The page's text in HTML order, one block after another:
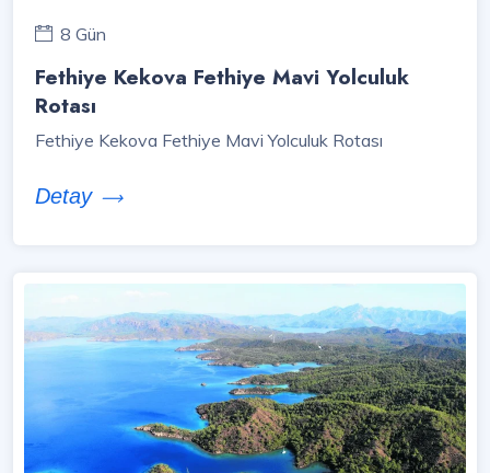
8 Gün
Fethiye Kekova Fethiye Mavi Yolculuk
Rotası
Fethiye Kekova Fethiye Mavi Yolculuk Rotası
Detay